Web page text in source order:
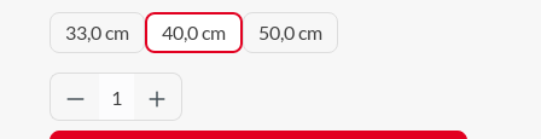
33,0 cm 40,0 cm 50,0 cm
Produkt Anzahl: Gib den gewünschten